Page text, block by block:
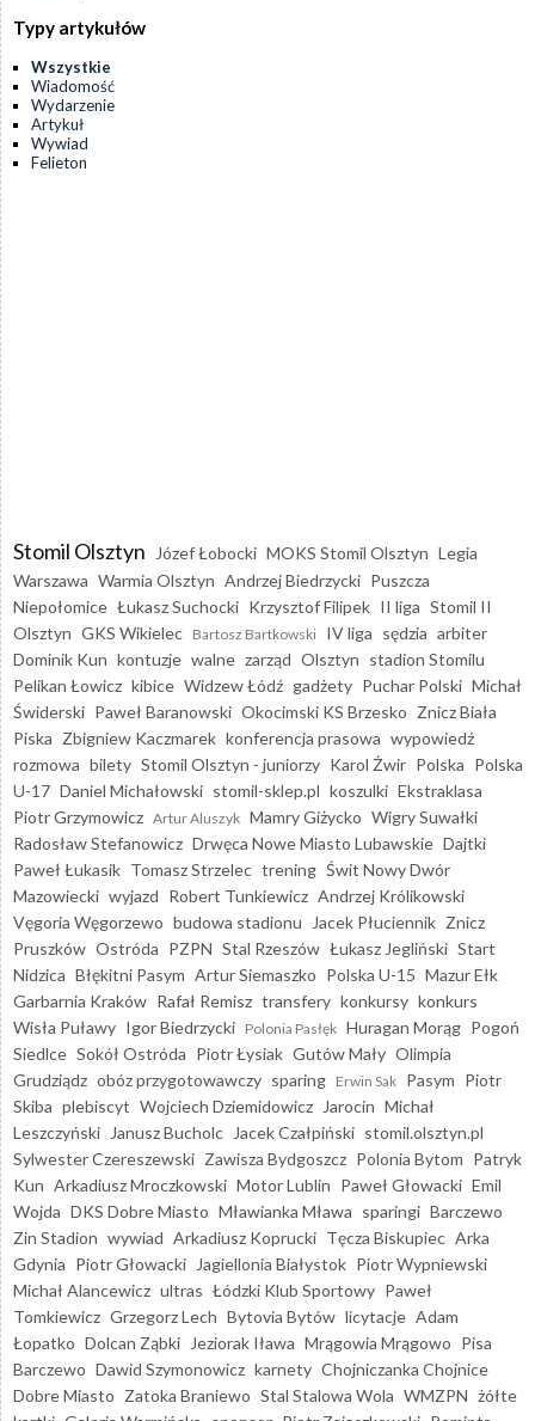
Typy artykułów
Wszystkie
Wiadomość
Wydarzenie
Artykuł
Wywiad
Felieton
Stomil Olsztyn Józef Łobocki MOKS Stomil Olsztyn Legia
Warszawa Warmia Olsztyn Andrzej Biedrzycki Puszcza
Niepołomice Łukasz Suchocki Krzysztof Filipek II liga Stomil II
Olsztyn GKS Wikielec Bartosz Bartkowski IV liga sędzia arbiter
Dominik Kun kontuzje walne zarząd Olsztyn stadion Stomilu
Pelikan Łowicz kibice Widzew Łódź gadżety Puchar Polski Michał
Świderski Paweł Baranowski Okocimski KS Brzesko Znicz Biała
Piska Zbigniew Kaczmarek konferencja prasowa wypowiedź
rozmowa bilety Stomil Olsztyn - juniorzy Karol Żwir Polska Polska
U-17 Daniel Michałowski stomil-sklep.pl koszulki Ekstraklasa
Piotr Grzymowicz Artur Aluszyk Mamry Giżycko Wigry Suwałki
Radosław Stefanowicz Drwęca Nowe Miasto Lubawskie Dajtki
Paweł Łukasik Tomasz Strzelec trening Świt Nowy Dwór
Mazowiecki wyjazd Robert Tunkiewicz Andrzej Królikowski
Vęgoria Węgorzewo budowa stadionu Jacek Płuciennik Znicz
Pruszków Ostróda PZPN Stal Rzeszów Łukasz Jegliński Start
Nidzica Błękitni Pasym Artur Siemaszko Polska U-15 Mazur Ełk
Garbarnia Kraków Rafał Remisz transfery konkursy konkurs
Wisła Puławy Igor Biedrzycki Polonia Pasłęk Huragan Morąg Pogoń
Siedlce Sokół Ostróda Piotr Łysiak Gutów Mały Olimpia
Grudziądz obóz przygotowawczy sparing Erwin Sak Pasym Piotr
Skiba plebiscyt Wojciech Dziemidowicz Jarocin Michał
Leszczyński
Janusz Bucholc Jacek Czałpiński stomil.olsztyn.pl
Sylwester Czereszewski Zawisza Bydgoszcz Polonia Bytom Patryk
Kun Arkadiusz Mroczkowski Motor Lublin Paweł Głowacki Emil
Wojda DKS Dobre Miasto Mławianka Mława sparingi Barczewo
Zin Stadion wywiad Arkadiusz Koprucki Tęcza Biskupiec Arka
Gdynia Piotr Głowacki Jagiellonia Białystok Piotr Wypniewski
Michał Alancewicz ultras Łódzki Klub Sportowy Paweł
Tomkiewicz Grzegorz Lech Bytovia Bytów licytacje Adam
Łopatko Dolcan Ząbki Jeziorak Iława Mrągowia Mrągowo Pisa
Barczewo Dawid Szymonowicz karnety Chojniczanka Chojnice
Dobre Miasto Zatoka Braniewo Stal Stalowa Wola WMZPN żółte